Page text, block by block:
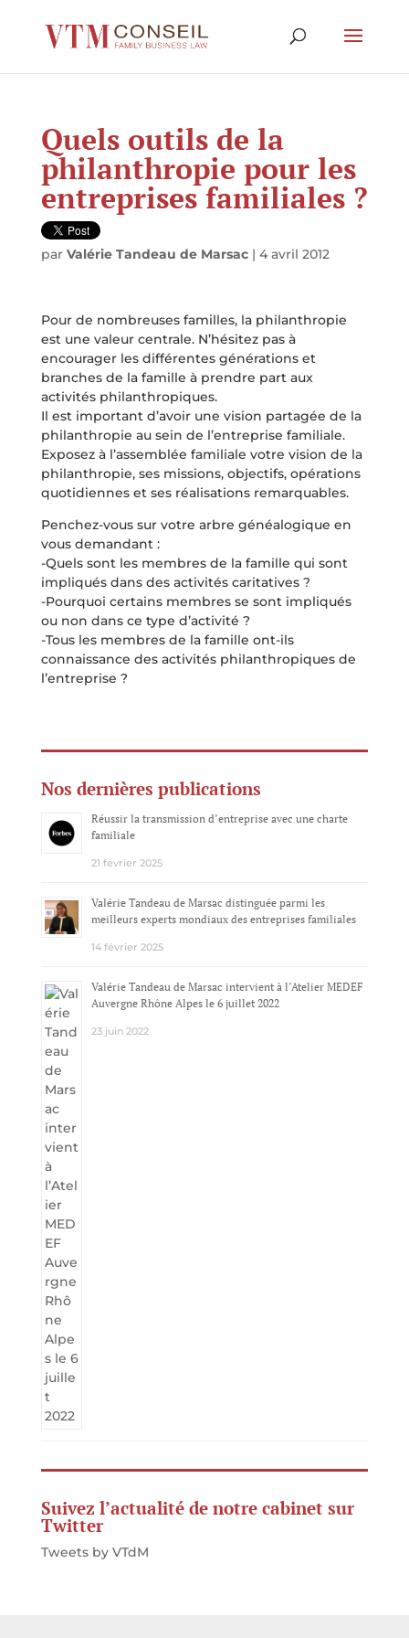
Quels outils de la
philanthropie pour les
entreprises familiales ?
par Valérie Tandeau de Marsac| 4 avril 2012
Pour de nombreuses familles, la philanthropie
est une valeur centrale. N’hésitez pas à
encourager les différentes générations et
branches de la famille à prendre part aux
activités philanthropiques.
Il est important d’avoir une vision partagée de la
philanthropie au sein de l’entreprise familiale.
Exposez à l’assemblée familiale votre vision de la
philanthropie, ses missions, objectifs, opérations
quotidiennes et ses réalisations remarquables.
Penchez-vous sur votre arbre généalogique en
vous demandant :
-Quels sont les membres de la famille qui sont
impliqués dans des activités caritatives ?
-Pourquoi certains membres se sont impliqués
ou non dans ce type d’activité ?
-Tous les membres de la famille ont-ils
connaissance des activités philanthropiques de
l’entreprise ?
Nos dernières publications
Réussir la transmission d’entreprise avec une charte
familiale
21 février 2025
Valérie Tandeau de Marsac distinguée parmi les
meilleurs experts mondiaux des entreprises familiales
14 février 2025
Valérie Tandeau de Marsac intervient à l’Atelier MEDEF
Auvergne Rhône Alpes le 6 juillet 2022
23 juin 2022
Suivez l’actualité de notre cabinet sur
Twitter
Tweets by VTdM